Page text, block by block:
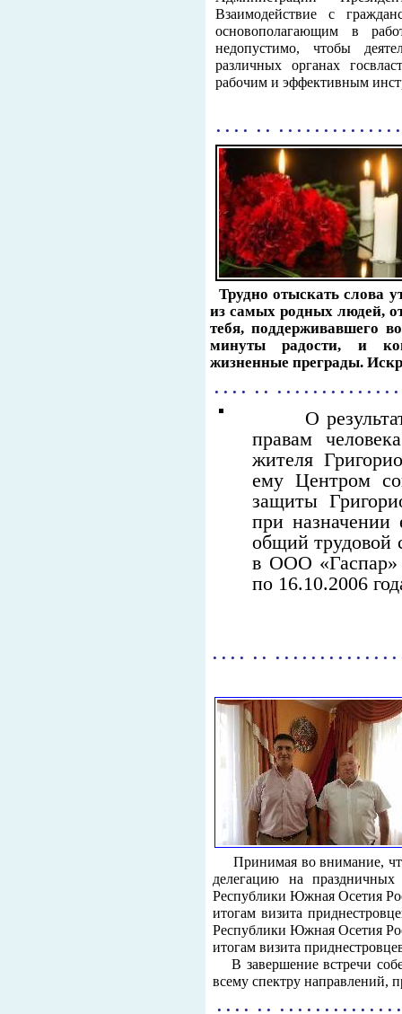
Взаимодействие с
основополагающим в
недопустимо, чтобы
различных органах
рабочим и эффективным
. . . . . . . . . . . . . . . . . . . .
Трудно отыскать слова
из самых родных людей,
тебя, поддерживавшего
минуты радости, и
жизненные преграды.
. . . . . . . . . . . . . . . . . . . .
О
правам
жителя
ему Центром
защиты
при назначении
общий трудовой
в ООО «Гаспар»
по 16.10.2006
. . . . . . . . . . . . . . . . . . . .
Принимая во внимание,
делегацию на
Республики Южная Осетия
итогам визита
Республики Южная Осетия
итогам визита
В завершение встречи
всему спектру направлений,
. . . . . . . . . . . . . . . . . . .